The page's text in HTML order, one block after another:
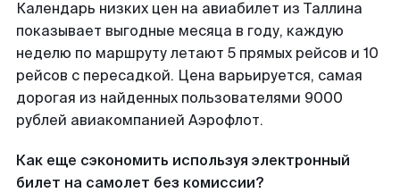
Календарь низких цен на авиабилет из Таллина
показывает выгодные месяца в году, каждую
неделю по маршруту летают 5 прямых рейсов и 10
рейсов с пересадкой. Цена варьируется, самая
дорогая из найденных пользователями 9000
рублей авиакомпанией Аэрофлот.
Как еще сэкономить используя электронный
билет на самолет без комиссии?